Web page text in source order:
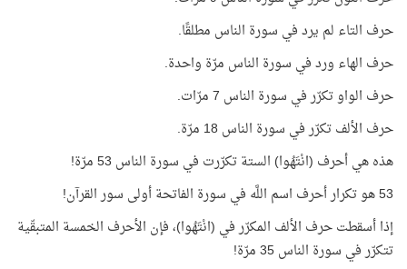
حرف التاء لم يرد في سورة الناس مطلقًا.
حرف الهاء ورد في سورة الناس مرّة واحدة.
حرف الواو تكرّر في سورة الناس 7 مرّات.
حرف الألف تكرّر في سورة الناس 18 مرّة.
هذه هي أحرف (انْتَهُوا) الستة تكرّرت في سورة الناس 53 مرّة!
53 هو تكرار أحرف اسم اللَّه في سورة الفاتحة أولى سور القرآن!
إذا أسقطت حرف الألف المكرّر في (انْتَهُوا)، فإن الأحرف الخمسة المتبقّية
تتكرّر في سورة الناس 35 مرّة!